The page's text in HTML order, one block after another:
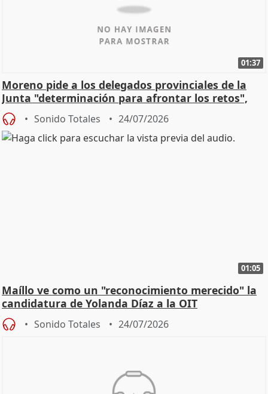
01:37
Moreno pide a los delegados provinciales de la
Junta "determinación para afrontar los retos",
diálog
Sonido Totales 24/07/2026
01:05
Maíllo ve como un "reconocimiento merecido" la
candidatura de Yolanda Díaz a la OIT
Sonido Totales 24/07/2026